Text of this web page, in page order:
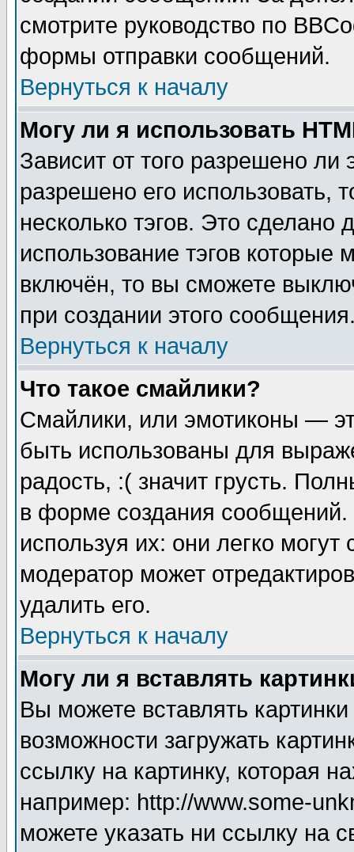
смотрите руководство по
формы отправки сообщений.
Вернуться к началу
Могу ли я использовать
Зависит от того разрешено
разрешено его использовать,
несколько тэгов. Это сделано
использование тэгов
включён, то вы сможете
при создании этого
Вернуться к началу
Что такое смайлики?
Смайлики, или эмотиконы —
быть использованы для
радость, :( значит грусть.
в форме создания сообщений.
используя их: они легко
модератор может
удалить его.
Вернуться к началу
Могу ли я вставлять
Вы можете вставлять
возможности загружать
ссылку на картинку, которая
например: http://www.some-
можете указать ни ссылку на